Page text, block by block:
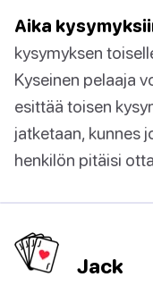
Aika
kysymyksen
Kyseinen pelaaja
esittää toisen
jatketaan, kunnes
henkilön pitäisi
Jack